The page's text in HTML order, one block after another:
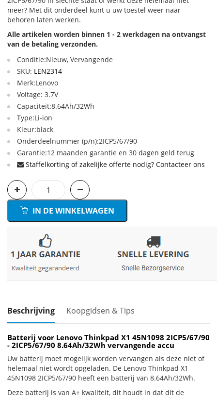
meer? Met dit onderdeel kunt u uw toestel weer naar
behoren laten werken.
Alle artikelen worden binnen 1 - 2 werkdagen na ontvangst
van de betaling verzonden.
Conditie:Nieuw, Vervangende
SKU: LEN2314
Merk:Lenovo
Voltage: 3.7V
Capaciteit:8.64Ah/32Wh
Type:Li-ion
Kleur:black
Onderdeelnummer (p/n):2ICP5/67/90
Garantie:12 maanden garantie en 30 dagen geld terug
Staffelkorting of zakelijke offerte nodig? Contacteer ons
IN DE WINKELWAGEN
Beschrijving Koopgidsen & Tips
Batterij voor Lenovo Thinkpad X1 45N1098 2ICP5/67/90
- 2ICP5/67/90 8.64Ah/32Wh vervangende accu
Uw batterij moet mogelijk worden vervangen als deze niet of
helemaal niet wordt opgeladen. De Lenovo Thinkpad X1
45N1098 2ICP5/67/90 heeft een batterij van 8.64Ah/32Wh.
Deze batterij is van A+ kwaliteit, dit houdt in dat dit de